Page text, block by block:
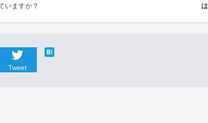
いますか？
Tweet